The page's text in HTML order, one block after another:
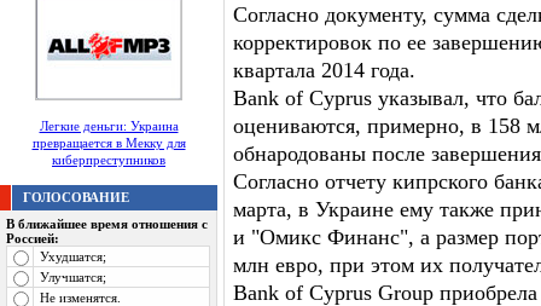
Легкие деньги: Украина
превращается в Мекку для
киберпреступников
ГОЛОСОВАНИЕ
В ближайшее время отношения с
Россией:
Ухудшатся;
Улучшатся;
Не изменятся.
Согласно документу, сумма
корректировок по ее
квартала 2014 года.
Bank of Cyprus указывал, что
оцениваются, примерно, в 158
обнародованы после
Согласно отчету кипрского
марта, в Украине ему также
и "Омикс Финанс", а размер
млн евро, при этом их
Bank of Cyprus Group